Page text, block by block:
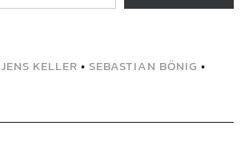
JENS KELLER • SEBASTIAN BÖNIG •